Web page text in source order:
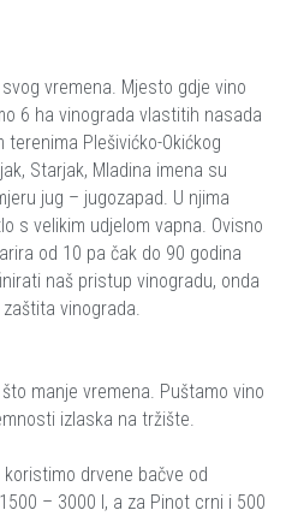
vremena. Mjesto gdje vino
6 ha vinograda vlastitih nasada
Plešivićko-Okićkog
Starjak, Mladina imena su
jug – jugozapad. U njima
s velikim udjelom vapna. Ovisno
od 10 pa čak do 90 godina
naš pristup vinogradu, onda
vinograda.
manje vremena. Puštamo vino
izlaska na tržište.
drvene bačve od
– 3000 l, a za Pinot crni i 500